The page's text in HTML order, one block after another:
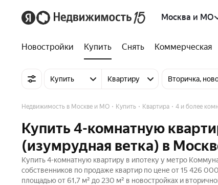
Москва и МО
Новостройки Купить Снять Коммерческая
Купить Квартиру Вторичка,
Недвижимость в Москве и МО Купить Квартира 4 и более
Купить 4-комнатную
(изумрудная ветка) в
Купить 4-комнатную квартиру в ипотеку у метро
собственников по продаже квартир по цене от 15 426
площадью от 61,7 м² до 230 м² в новостройках и